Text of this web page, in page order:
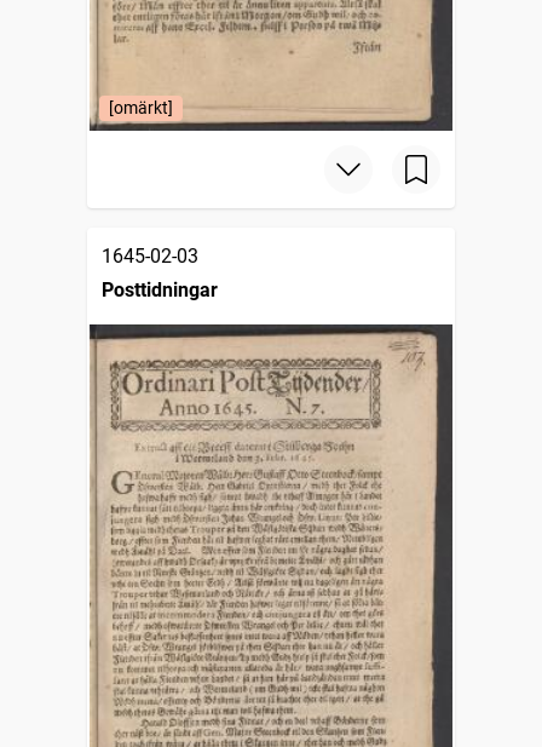
[omärkt]
1645-02-03
Posttidningar